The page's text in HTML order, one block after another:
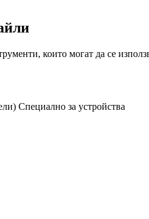
които могат да се
Специално за устройства